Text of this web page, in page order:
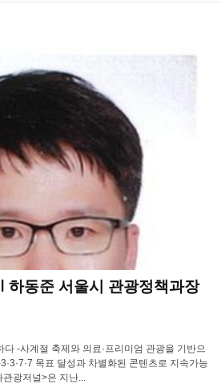
하동준 서울시 관광정책과장
-사계절 축제와 의료·프리미엄 관광을 기반으
목표 달성과 차별화된 콘텐츠로 지속가능
광저널>은 지난...